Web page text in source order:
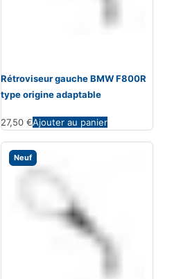
Rétroviseur gauche BMW F800R
type origine adaptable
27,50 €Ajouter au panier
Neuf